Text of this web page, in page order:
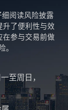
阅读风险披露
升了便利性与效
在参与交易前做
。
至周日，